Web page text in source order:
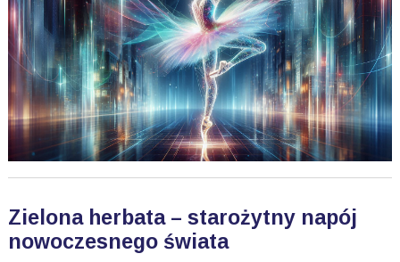
Zielona herbata – starożytny napój
nowoczesnego świata